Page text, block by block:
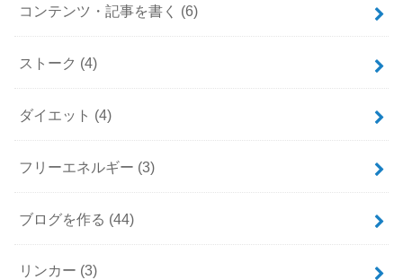
コンテンツ・記事を書く (6)
ストーク (4)
ダイエット (4)
フリーエネルギー (3)
ブログを作る (44)
リンカー (3)